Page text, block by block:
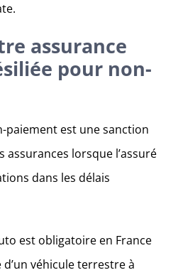
assurance
pour non-
paiement est une sanction
assurances lorsque l’assuré
dans les délais
est obligatoire en France
véhicule terrestre à